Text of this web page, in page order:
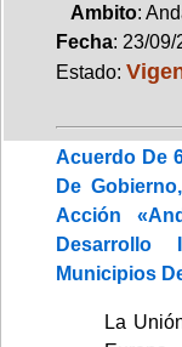
Ambito:
Fecha: 23/09/
Estado:
Acuerdo De
De
Acción
Municipios
La